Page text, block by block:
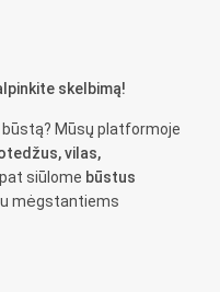
skelbimą!
Mūsų platformoje
vilas,
siūlome būstus
mėgstantiems